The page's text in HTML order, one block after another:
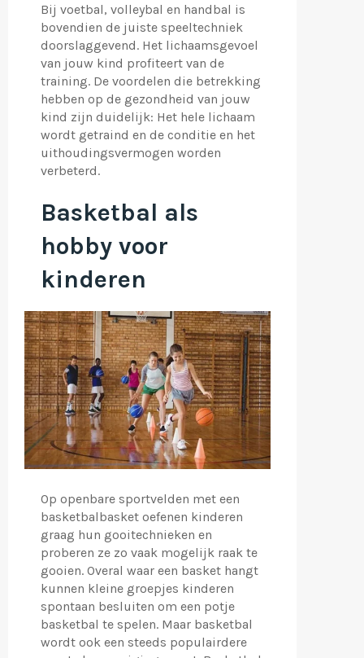
Bij voetbal, volleybal en handbal is
bovendien de juiste speeltechniek
doorslaggevend. Het lichaamsgevoel
van jouw kind profiteert van de
training. De voordelen die betrekking
hebben op de gezondheid van jouw
kind zijn duidelijk: Het hele lichaam
wordt getraind en de conditie en het
uithoudingsvermogen worden
verbeterd.
Basketbal als
hobby voor
kinderen
Op openbare sportvelden met een
basketbalbasket oefenen kinderen
graag hun gooitechnieken en
proberen ze zo vaak mogelijk raak te
gooien. Overal waar een basket hangt
kunnen kleine groepjes kinderen
spontaan besluiten om een potje
basketbal te spelen. Maar basketbal
wordt ook een steeds populairdere